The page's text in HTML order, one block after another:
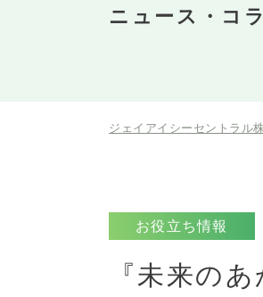
ニュース・コ
ジェイアイシーセントラル
お役立ち情報
『未来の